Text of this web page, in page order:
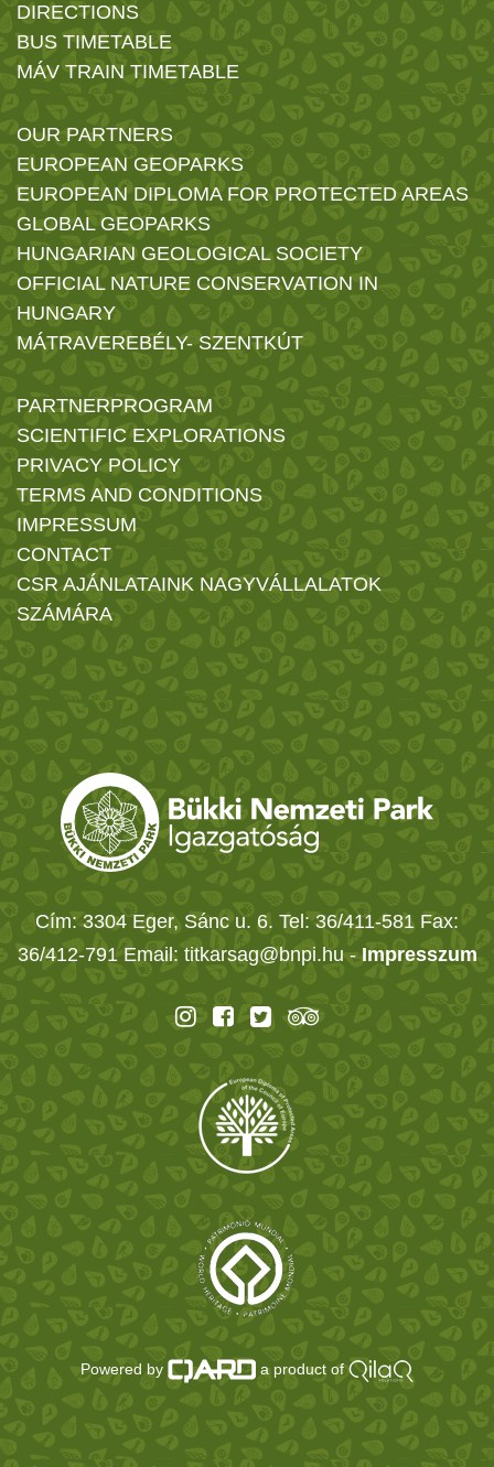
DIRECTIONS
BUS TIMETABLE
MÁV TRAIN TIMETABLE
OUR PARTNERS
EUROPEAN GEOPARKS
EUROPEAN DIPLOMA FOR PROTECTED AREAS
GLOBAL GEOPARKS
HUNGARIAN GEOLOGICAL SOCIETY
OFFICIAL NATURE CONSERVATION IN
HUNGARY
MÁTRAVEREBÉLY- SZENTKÚT
PARTNERPROGRAM
SCIENTIFIC EXPLORATIONS
PRIVACY POLICY
TERMS AND CONDITIONS
IMPRESSUM
CONTACT
CSR AJÁNLATAINK NAGYVÁLLALATOK
SZÁMÁRA
Cím: 3304 Eger, Sánc u. 6. Tel: 36/411-581 Fax:
36/412-791 Email: titkarsag@bnpi.hu - Impresszum
Powered by a product of